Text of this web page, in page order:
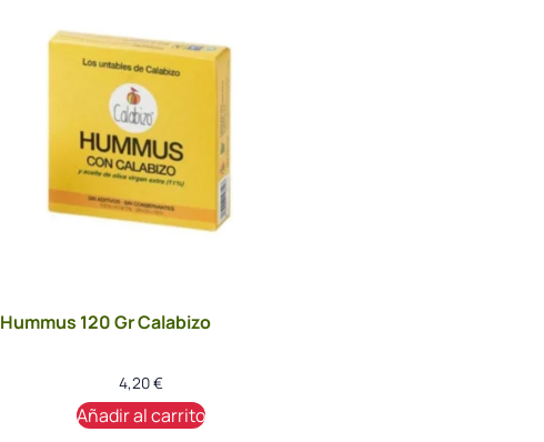
Hummus 120 Gr Calabizo
4,20€
Añadir al carrito